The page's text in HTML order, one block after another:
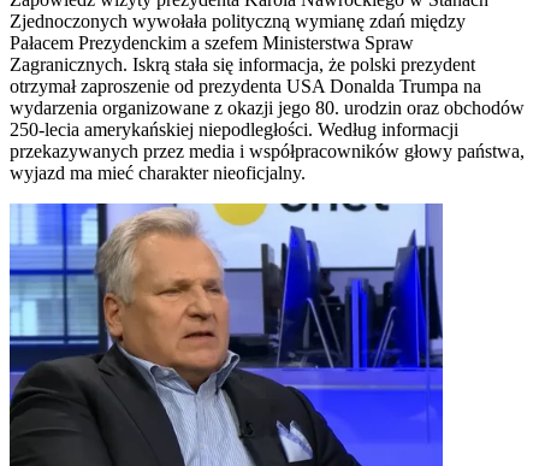
Zjednoczonych wywołała polityczną wymianę zdań między
Pałacem Prezydenckim a szefem Ministerstwa Spraw
Zagranicznych. Iskrą stała się informacja, że polski prezydent
otrzymał zaproszenie od prezydenta USA Donalda Trumpa na
wydarzenia organizowane z okazji jego 80. urodzin oraz obchodów
250-lecia amerykańskiej niepodległości. Według informacji
przekazywanych przez media i współpracowników głowy państwa,
wyjazd ma mieć charakter nieoficjalny.